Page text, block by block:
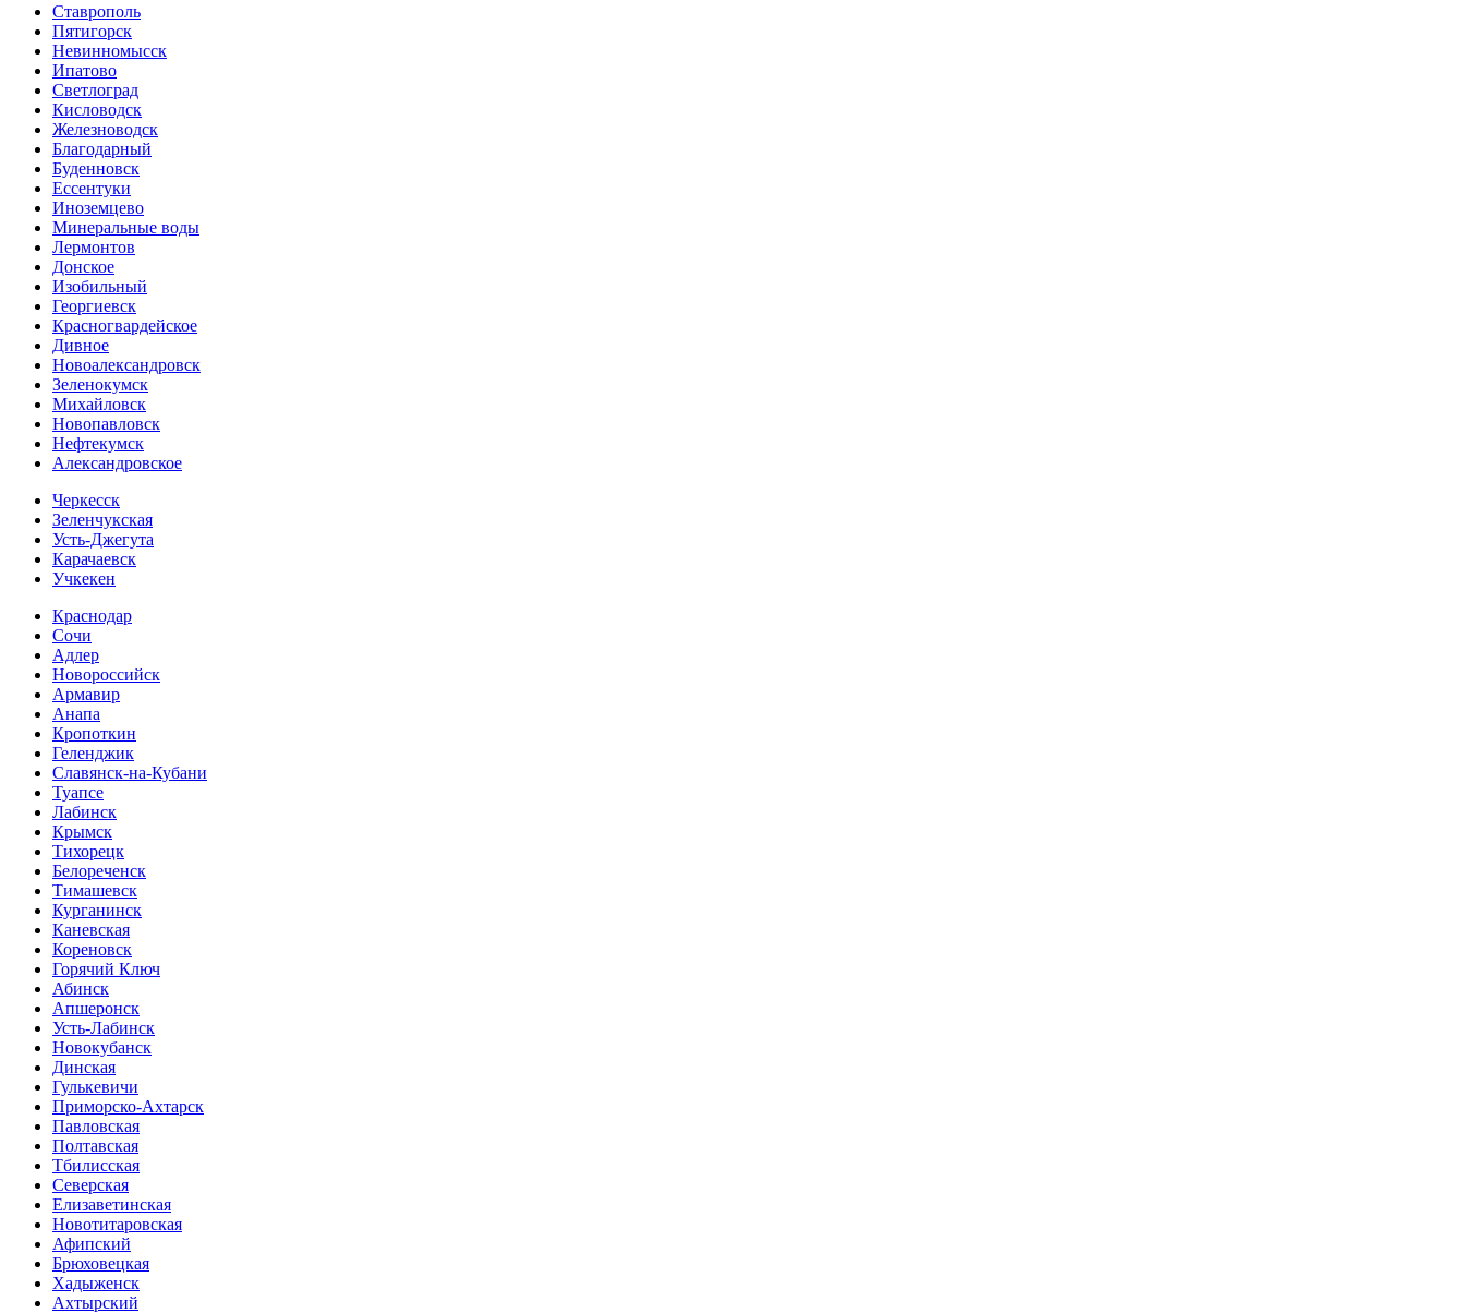
Ставрополь
Пятигорск
Невинномысск
Ипатово
Светлоград
Кисловодск
Железноводск
Благодарный
Буденновск
Ессентуки
Иноземцево
Минеральные воды
Лермонтов
Донское
Изобильный
Георгиевск
Красногвардейское
Дивное
Новоалександровск
Зеленокумск
Михайловск
Новопавловск
Нефтекумск
Александровское
Черкесск
Зеленчукская
Усть-Джегута
Карачаевск
Учкекен
Краснодар
Сочи
Адлер
Новороссийск
Армавир
Анапа
Кропоткин
Геленджик
Славянск-на-Кубани
Туапсе
Лабинск
Крымск
Тихорецк
Белореченск
Тимашевск
Курганинск
Каневская
Кореновск
Горячий Ключ
Абинск
Апшеронск
Усть-Лабинск
Новокубанск
Динская
Гулькевичи
Приморско-Ахтарск
Павловская
Полтавская
Тбилисская
Северская
Елизаветинская
Новотитаровская
Афипский
Брюховецкая
Хадыженск
Ахтырский